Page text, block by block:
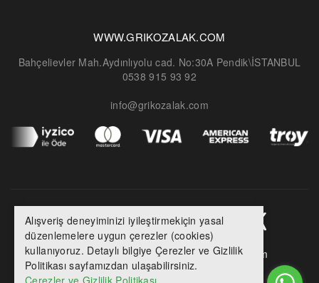
WWW.GRIKOZALAK.COM
Bahçelievler Mah.Aydınlıyolu cad. No:30A Pendik\İSTANBUL
0538 915 93 92
info@grikozalak.com
Anasayfa Sık Sorulan Sorular İletişim
Powered by Auryn İstanbul
Alışveriş deneyiminizi iyileştirmekiçin yasal
düzenlemelere uygun çerezler (cookies)
kullanıyoruz. Detaylı bilgiye Çerezler ve Gizlilik
Politikası sayfamızdan ulaşabilirsiniz.
Çerezler ve Gizlilik Politikası